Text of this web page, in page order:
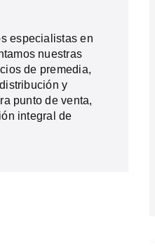
especialistas en
nuestras
de premedia,
y
punto de venta,
integral de